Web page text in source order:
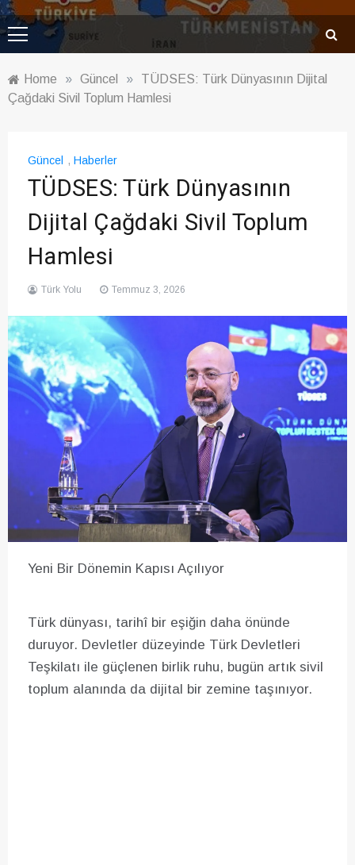
Home » Güncel »
TÜDSES: Türk Dünyasının Dijital
Çağdaki Sivil Toplum Hamlesi
Güncel , Haberler
TÜDSES: Türk Dünyasının
Dijital Çağdaki Sivil Toplum
Hamlesi
Türk Yolu Temmuz 3, 2026
Yeni Bir Dönemin Kapısı Açılıyor
Türk dünyası, tarihî bir eşiğin daha önünde
duruyor. Devletler düzeyinde Türk Devletleri
Teşkilatı ile güçlenen birlik ruhu, bugün artık sivil
toplum alanında da dijital bir zemine taşınıyor.